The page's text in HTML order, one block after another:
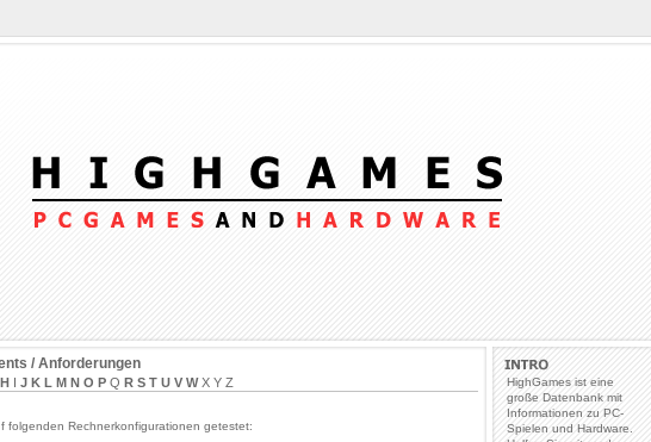
HighGames ist eine
große Datenbank mit
Informationen zu PC-
Spielen und Hardware.
/ Anforderungen
H I J K L M N O P Q R S T U V WX Y Z
folgenden Rechnerkonfigurationen getestet: